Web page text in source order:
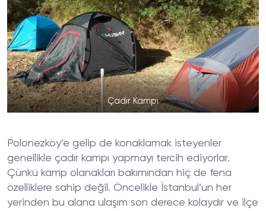
Çadır Kampı
Polonezköy’e gelip de konaklamak isteyenler
genellikle çadır kampı yapmayı tercih ediyorlar.
Çünkü kamp olanakları bakımından hiç de fena
özelliklere sahip değil. Öncelikle İstanbul’un her
yerinden bu alana ulaşım son derece kolaydır ve ilçe